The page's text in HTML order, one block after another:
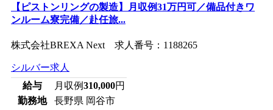
【ピストンリングの製造】月収例31万円可／備品付きワ
ンルーム寮完備／赴任旅...
株式会社BREXA Next 求人番号：1188265
シルバー求人
給与
月収例310,000円
勤務地
長野県 岡谷市